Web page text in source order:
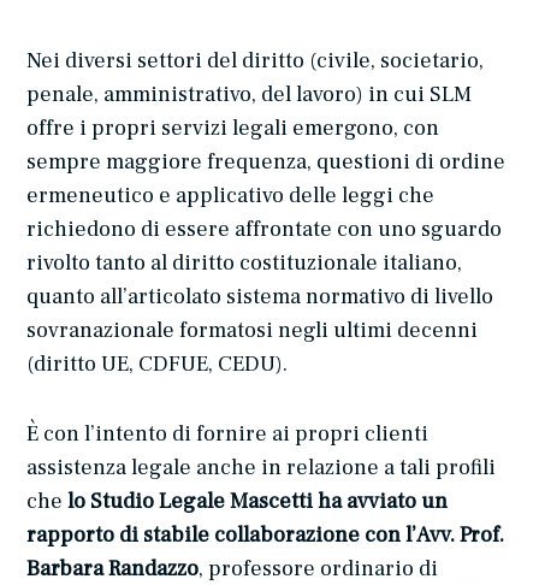
Nei diversi settori del diritto (civile, societario,
penale, amministrativo, del lavoro) in cui SLM
offre i propri servizi legali emergono, con
sempre maggiore frequenza, questioni di ordine
ermeneutico e applicativo delle leggi che
richiedono di essere affrontate con uno sguardo
rivolto tanto al diritto costituzionale italiano,
quanto all’articolato sistema normativo di livello
sovranazionale formatosi negli ultimi decenni
(diritto UE, CDFUE, CEDU).
È con l’intento di fornire ai propri clienti
assistenza legale anche in relazione a tali profili
chelo Studio Legale Mascetti ha avviato un
rapporto di stabile collaborazione con l’Avv. Prof.
Barbara Randazzo, professore ordinario di